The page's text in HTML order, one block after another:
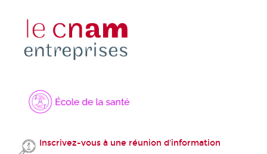
Inscrivez-vous à une réunion d'information